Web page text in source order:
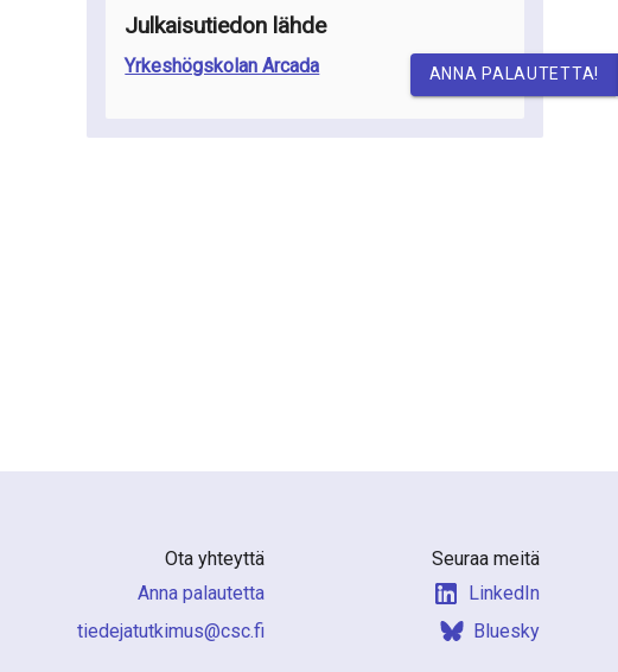
Julkaisutiedon lähde
Yrkeshögskolan Arcada
Ota yhteyttä
Anna palautetta
if.csc@sumiktutajedeit
Seuraa meitä
LinkedIn
Bluesky
ANNA PALAUTETTA!